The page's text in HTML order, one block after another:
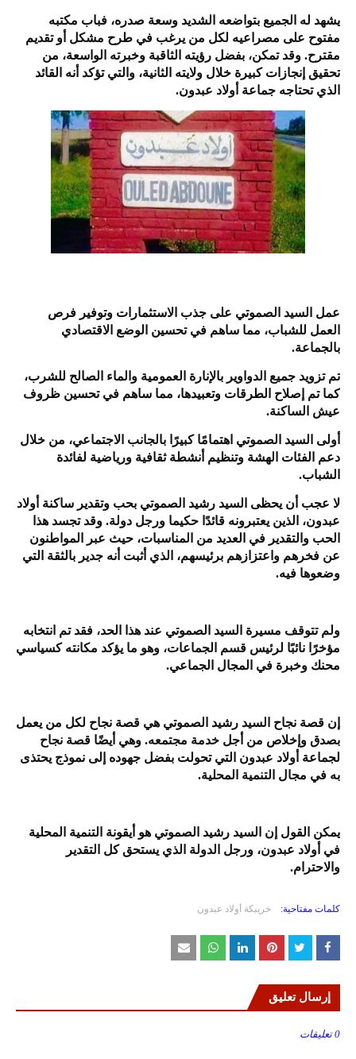
يشهد له الجميع بتواضعه الشديد وسعة صدره، فباب مكتبه
مفتوح على مصراعيه لكل من يرغب في طرح مشكل أو تقديم
مقترح. وقد تمكن، بفضل رؤيته الثاقبة وخبرته الواسعة، من
تحقيق إنجازات كبيرة خلال ولايته الثانية، والتي تؤكد أنه القائد
الذي تحتاجه جماعة أولاد عبدون.
عمل السيد الصموتي على جذب الاستثمارات وتوفير فرص
العمل للشباب، مما ساهم في تحسين الوضع الاقتصادي
بالجماعة.
تم تزويد جميع الدواوير بالإنارة العمومية والماء الصالح للشرب،
كما تم إصلاح الطرقات وتعبيدها، مما ساهم في تحسين ظروف
عيش الساكنة.
أولى السيد الصموتي اهتمامًا كبيرًا بالجانب الاجتماعي، من خلال
دعم الفئات الهشة وتنظيم أنشطة ثقافية ورياضية لفائدة
الشباب.
لا عجب أن يحظى السيد رشيد الصموتي بحب وتقدير ساكنة أولاد
عبدون، الذين يعتبرونه قائدًا حكيما ورجل دولة. وقد تجسد هذا
الحب والتقدير في العديد من المناسبات، حيث عبر المواطنون
عن فخرهم واعتزازهم برئيسهم، الذي أثبت أنه جدير بالثقة التي
وضعوها فيه.
ولم تتوقف مسيرة السيد الصموتي عند هذا الحد، فقد تم انتخابه
مؤخرًا نائبًا لرئيس قسم الجماعات، وهو ما يؤكد مكانته كسياسي
محنك وخبرة في المجال الجماعي.
إن قصة نجاح السيد رشيد الصموتي هي قصة نجاح لكل من يعمل
بصدق وإخلاص من أجل خدمة مجتمعه. وهي أيضًا قصة نجاح
لجماعة أولاد عبدون التي تحولت بفضل جهوده إلى نموذج يحتذى
به في مجال التنمية المحلية.
يمكن القول إن السيد رشيد الصموتي هو أيقونة التنمية المحلية
في أولاد عبدون، ورجل الدولة الذي يستحق كل التقدير
والاحترام.
كلمات مفتاحية: خريبكة أولاد عبدون
إرسال تعليق
0 تعليقات